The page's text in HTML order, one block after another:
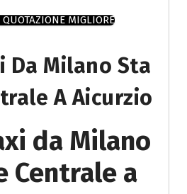
MIGLIORE
Da Milano Sta
A Aicurzio
da Milano
Centrale a